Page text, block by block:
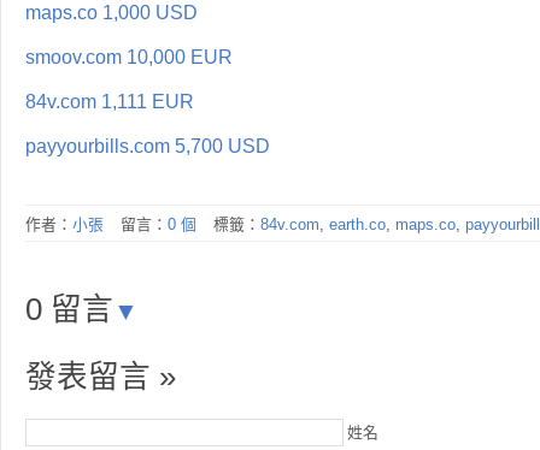
maps.co 1,000 USD
smoov.com 10,000 EUR
84v.com 1,111 EUR
payyourbills.com 5,700 USD
作者： 小張 留言： 0 個 標籤： 84v.com, earth.co, maps.co,
0 留言 ▼
發表留言 »
姓名